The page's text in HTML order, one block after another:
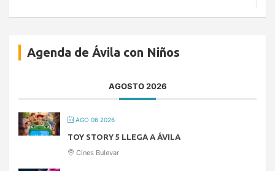
Agenda de Ávila con Niños
AGOSTO 2026
AGO 06 2026
TOY STORY 5 LLEGA A ÁVILA
Cines Bulevar